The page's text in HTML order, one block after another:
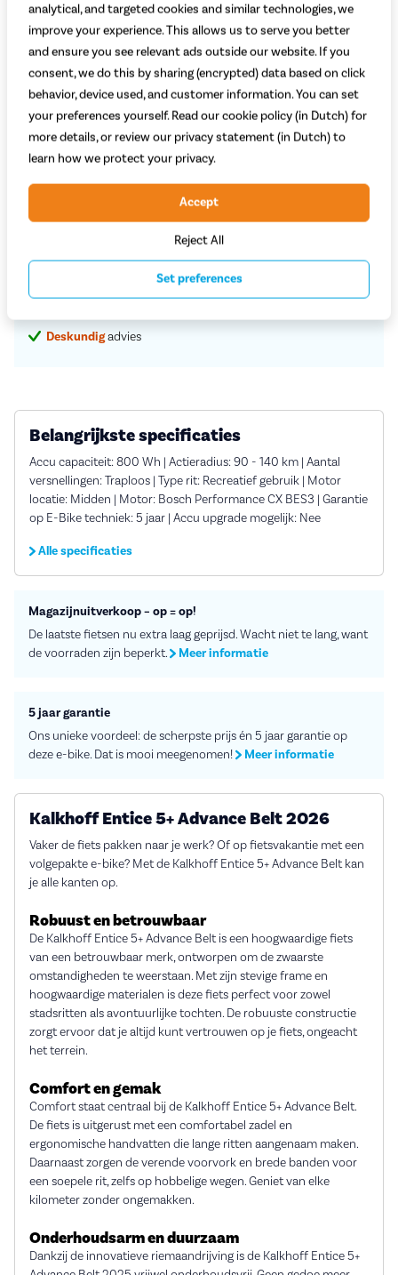
Selecteer lichaamslengte
Adviesprijs 5.699,-
5.199,-
Begin met bestellen
Proefrit in de winkel
Vastescherpeprijzen
aflevering aan huis
Deskundigadvies
Belangrijkste specificaties
Accu capaciteit: 800 Wh | Actieradius: 90 - 140 km | Aantal
versnellingen: Traploos | Type rit: Recreatief gebruik | Motor
locatie: Midden | Motor: Bosch Performance CX BES3 | Garantie
op E-Bike techniek: 5 jaar | Accu upgrade mogelijk: Nee
Alle specificaties
Magazijnuitverkoop – op = op!
De laatste fietsen nu extra laag geprijsd. Wacht niet te lang, want
de voorraden zijn beperkt.
Meer informatie
5 jaar garantie
Ons unieke voordeel: de scherpste prijs én 5 jaar garantie op
deze e-bike. Dat is mooi meegenomen!
Meer informatie
Kalkhoff Entice 5+ Advance Belt 2026
Vaker de fiets pakken naar je werk? Of op fietsvakantie met een
volgepakte e-bike? Met de Kalkhoff Entice 5+ Advance Belt kan
je alle kanten op.
Robuust en betrouwbaar
De Kalkhoff Entice 5+ Advance Belt is een hoogwaardige fiets
van een betrouwbaar merk, ontworpen om de zwaarste
omstandigheden te weerstaan. Met zijn stevige frame en
hoogwaardige materialen is deze fiets perfect voor zowel
stadsritten als avontuurlijke tochten. De robuuste constructie
zorgt ervoor dat je altijd kunt vertrouwen op je fiets, ongeacht
het terrein.
Comfort en gemak
Comfort staat centraal bij de Kalkhoff Entice 5+ Advance Belt.
De fiets is uitgerust met een comfortabel zadel en
ergonomische handvatten die lange ritten aangenaam maken.
Daarnaast zorgen de verende voorvork en brede banden voor
een soepele rit, zelfs op hobbelige wegen. Geniet van elke
kilometer zonder ongemakken.
Onderhoudsarm en duurzaam
Dankzij de innovatieve riemaandrijving is de Kalkhoff Entice 5+
analytical, and targeted cookies and similar technologies, we
improve your experience. This allows us to serve you better
and ensure you see relevant ads outside our website. If you
consent, we do this by sharing (encrypted) data based on click
behavior, device used, and customer information. You can set
your preferences yourself. Read our cookie policy (in Dutch) for
more details, or review our privacy statement (in Dutch) to
learn how we protect your privacy.
Reject All
Accept
Set preferences